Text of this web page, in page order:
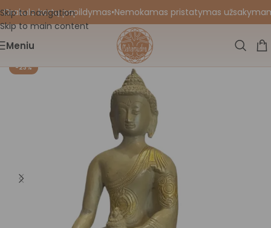
Skip to navigation
Skip to main content
kortų papildymas•Nemokamas pristatymas
Meniu
-23%